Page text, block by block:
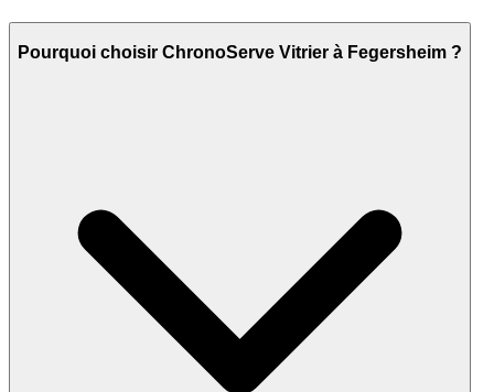
Pourquoi choisir ChronoServe Vitrier à Fegersheim ?